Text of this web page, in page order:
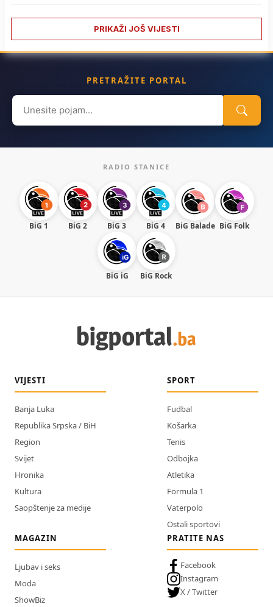
PRIKAŽI JOŠ VIJESTI
PRETRAŽITE PORTAL
Search
for:
RADIO STANICE
BiG 1 BiG 2 BiG 3 BiG 4 BiG Balade BiG Folk
BiG iG BiG Rock
VIJESTI
Banja Luka
Republika Srpska / BiH
Region
Svijet
Hronika
Kultura
Saopštenje za medije
SPORT
Fudbal
Košarka
Tenis
Odbojka
Atletika
Formula 1
Vaterpolo
Ostali sportovi
MAGAZIN
Ljubav i seks
Moda
ShowBiz
PRATITE NAS
Facebook
Instagram
X / Twitter